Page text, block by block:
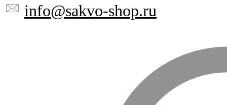
info@sakvo-shop.ru